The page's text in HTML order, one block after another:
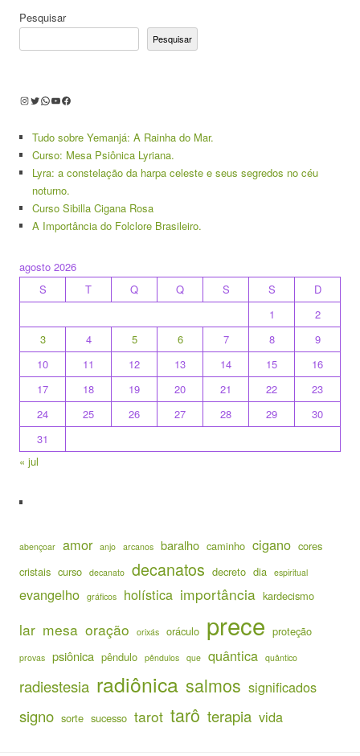
Pesquisar
Pesquisar
Instagram
Twitter
WhatsApp
Youtube
Facebook
Tudo sobre Yemanjá: A Rainha do Mar.
Curso: Mesa Psiônica Lyriana.
Lyra: a constelação da harpa celeste e seus segredos no céu
noturno.
Curso Sibilla Cigana Rosa
A Importância do Folclore Brasileiro.
agosto 2026
S
T Q Q S S
D
1
2
3
4 5 6 7 8
9
10
11 12 13 14 15
16
17
18 19 20 21 22
23
24
25 26 27 28 29
30
31
« jul
abençoar amor anjo arcanos baralho caminho cigano cores
cristais curso decanato decanatos decreto dia espiritual
evangelho gráficos holística importância kardecismo
lar mesa oração orixás oráculo prece proteção
provas psiônica pêndulo pêndulos que quântica quântico
radiestesia radiônica salmos significados
signo sorte sucesso tarot tarô terapia vida